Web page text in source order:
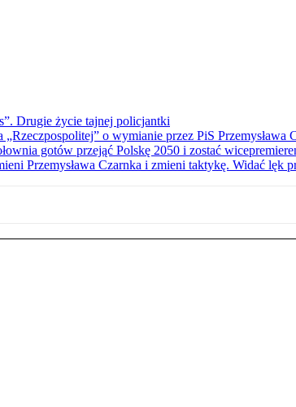
Drugie życie tajnej policjantki
„Rzeczpospolitej” o wymianie przez PiS Przemysława
gotów przejąć Polskę 2050 i zostać
Przemysława Czarnka i zmieni taktykę. Widać lęk